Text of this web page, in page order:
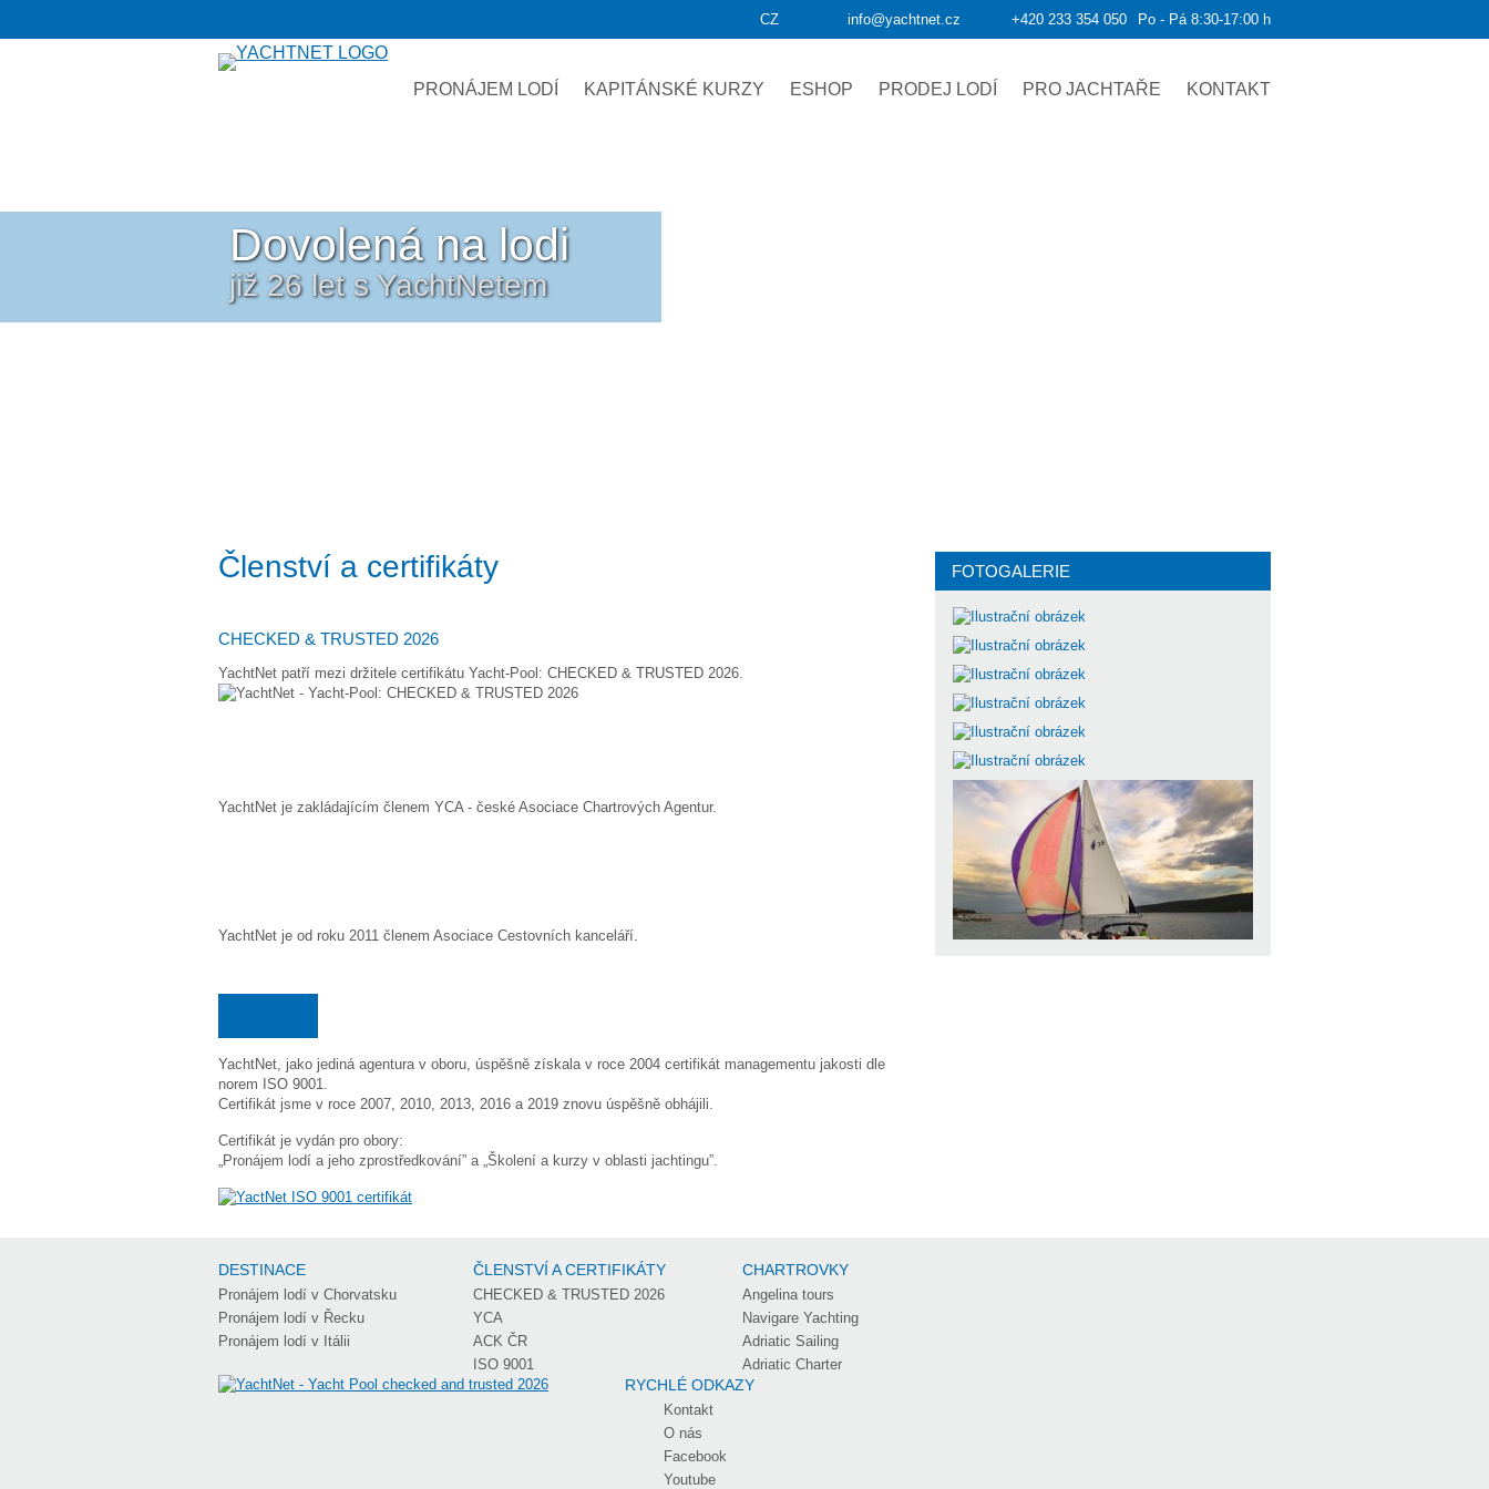
CZ info@yachtnet.cz +420 233 354 050 Po - Pá 8:30-17:00 h
PRONÁJEM LODÍ KAPITÁNSKÉ KURZY ESHOP PRODEJ LODÍ PRO JACHTAŘE KONTAKT
Dovolená na lodi
již 26 let s YachtNetem
Členství a certifikáty
CHECKED & TRUSTED 2026
YachtNet patří mezi držitele certifikátu Yacht-Pool: CHECKED & TRUSTED 2026.
YachtNet je zakládajícím členem YCA - české Asociace Chartrových Agentur.
YachtNet je od roku 2011 členem Asociace Cestovních kanceláří.
YachtNet, jako jediná agentura v oboru, úspěšně získala v roce 2004 certifikát managementu jakosti dle
norem ISO 9001.
Certifikát jsme v roce 2007, 2010, 2013, 2016 a 2019 znovu úspěšně obhájili.
Certifikát je vydán pro obory:
„Pronájem lodí a jeho zprostředkování” a „Školení a kurzy v oblasti jachtingu”.
FOTOGALERIE
DESTINACE
Pronájem lodí v Chorvatsku
Pronájem lodí v Řecku
Pronájem lodí v Itálii
ČLENSTVÍ A CERTIFIKÁTY
CHECKED & TRUSTED 2026
YCA
ACK ČR
ISO 9001
CHARTROVKY
Angelina tours
Navigare Yachting
Adriatic Sailing
Adriatic Charter
RYCHLÉ ODKAZY
Kontakt
O nás
Facebook
Youtube